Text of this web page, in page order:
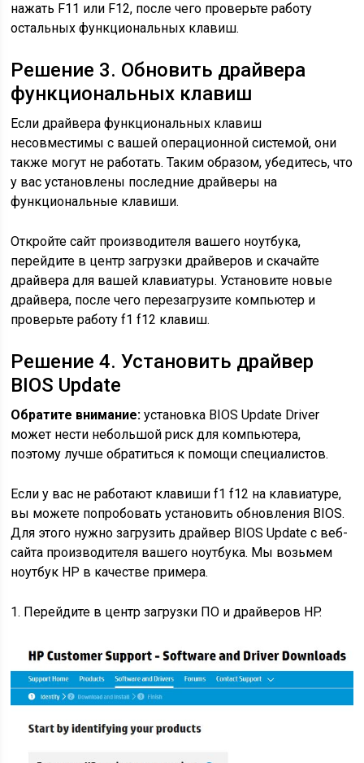
нажать F11 или F12, после чего проверьте работу
остальных функциональных клавиш.
Решение 3. Обновить драйвера
функциональных клавиш
Если драйвера функциональных клавиш
несовместимы с вашей операционной системой, они
также могут не работать. Таким образом, убедитесь, что
у вас установлены последние драйверы на
функциональные клавиши.
Откройте сайт производителя вашего ноутбука,
перейдите в центр загрузки драйверов и скачайте
драйвера для вашей клавиатуры. Установите новые
драйвера, после чего перезагрузите компьютер и
проверьте работу f1 f12 клавиш.
Решение 4. Установить драйвер
BIOS Update
Обратите внимание: установка BIOS Update Driver
может нести небольшой риск для компьютера,
поэтому лучше обратиться к помощи специалистов.
Если у вас не работают клавиши f1 f12 на клавиатуре,
вы можете попробовать установить обновления BIOS.
Для этого нужно загрузить драйвер BIOS Update с веб-
сайта производителя вашего ноутбука. Мы возьмем
ноутбук HP в качестве примера.
1. Перейдите в центр загрузки ПО и драйверов HP.